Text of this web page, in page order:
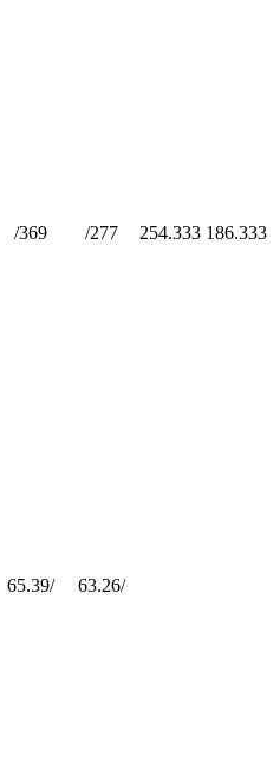
/369 /277 254.333 186.333
65.39/ 63.26/